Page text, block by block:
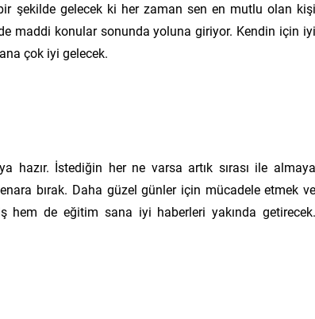
şekilde gelecek ki her zaman sen en mutlu olan kişi
maddi konular sonunda yoluna giriyor. Kendin için iyi
çok iyi gelecek.
hazır. İstediğin her ne varsa artık sırası ile almaya
bırak. Daha güzel günler için mücadele etmek ve
hem de eğitim sana iyi haberleri yakında getirecek.